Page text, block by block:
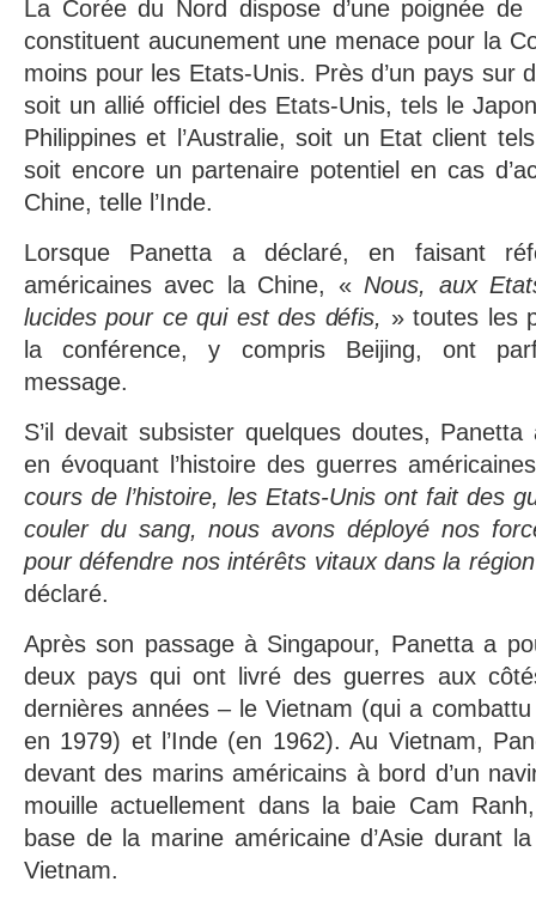
La Corée du Nord dispose d’une poignée
constituent aucunement une menace pour la
moins pour les Etats-Unis. Près d’un pays sur
soit un allié officiel des Etats-Unis, tels le
Philippines et l’Australie, soit un Etat client
soit encore un partenaire potentiel en cas
Chine, telle l’Inde.
Lorsque Panetta a déclaré, en faisant
américaines avec la Chine, «Nous, aux
lucides pour ce qui est des défis, » toutes les
la conférence, y compris Beijing, ont
message.
S’il devait subsister quelques doutes,
en évoquant l’histoire des guerres
cours de l’histoire, les Etats-Unis ont fait des
couler du sang, nous avons déployé nos
pour défendre nos intérêts vitaux dans la
déclaré.
Après son passage à Singapour, Panetta a
deux pays qui ont livré des guerres aux
dernières années – le Vietnam (qui a
en 1979) et l’Inde (en 1962). Au Vietnam,
devant des marins américains à bord d’un
mouille actuellement dans la baie Cam
base de la marine américaine d’Asie durant
Vietnam.